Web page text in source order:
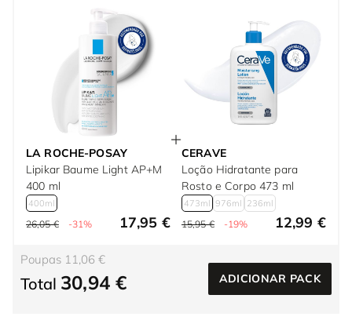
LA ROCHE-POSAY
Lipikar Baume Light AP+M
400 ml
400ml
26,05 € -31% 17,95 €
CERAVE
Loção Hidratante para
Rosto e Corpo 473 ml
473ml 976ml 236ml
15,95 € -19% 12,99 €
Poupas 11,06 €
Total 30,94 € ADICIONAR PACK